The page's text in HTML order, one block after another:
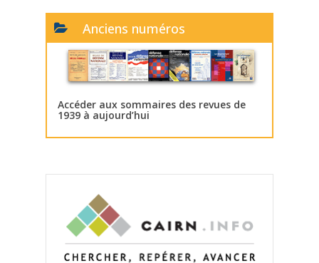
Anciens numéros
Accéder aux sommaires des revues de
1939 à aujourd’hui